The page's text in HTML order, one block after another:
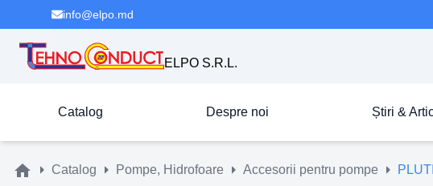
info@elpo.md
ELPO S.R.L.
Catalog Despre noi Știri &
Catalog Pompe, Hidrofoare Accesorii pentru pompe